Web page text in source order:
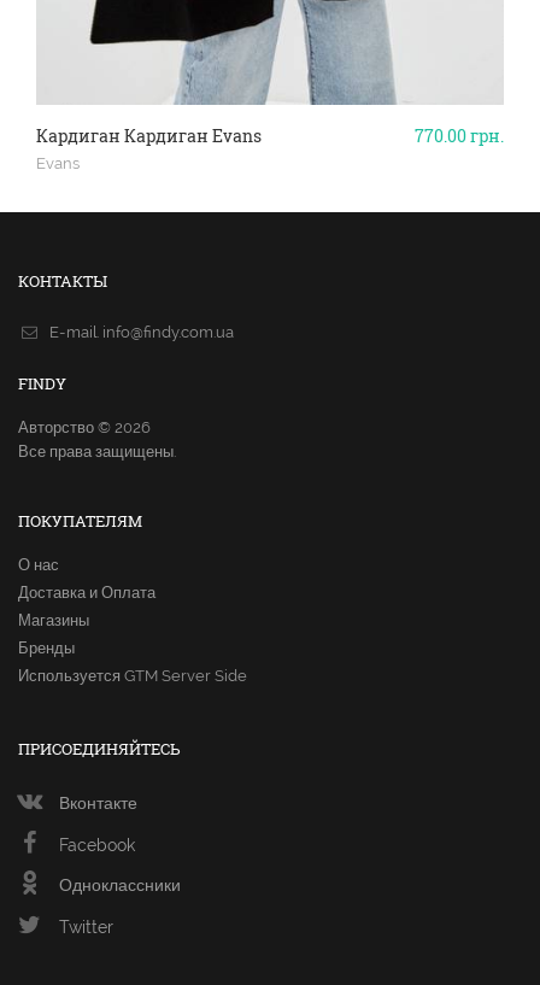
770.00грн.
Кардиган Кардиган Evans
Evans
КОНТАКТЫ
E-mail. info@findy.com.ua
FINDY
Авторство © 2026
Все права защищены.
ПОКУПАТЕЛЯМ
О нас
Доставка и Оплата
Магазины
Бренды
Используется GTM Server Side
ПРИСОЕДИНЯЙТЕСЬ
Вконтакте
Facebook
Одноклассники
Twitter